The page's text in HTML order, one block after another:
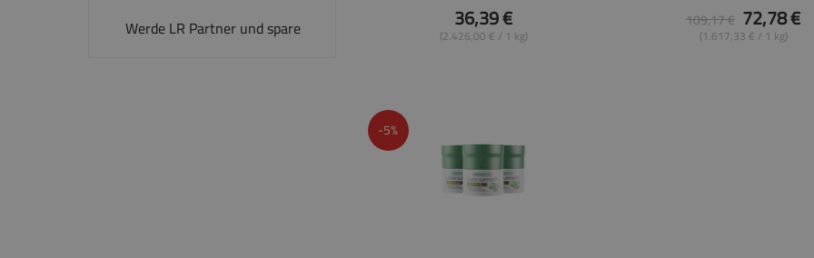
Werde LR Partner und spare
36,39 €
(2.426,00 € / 1 kg)
109,17 € 72,78 €
(1.617,33 € / 1 kg)
-5%